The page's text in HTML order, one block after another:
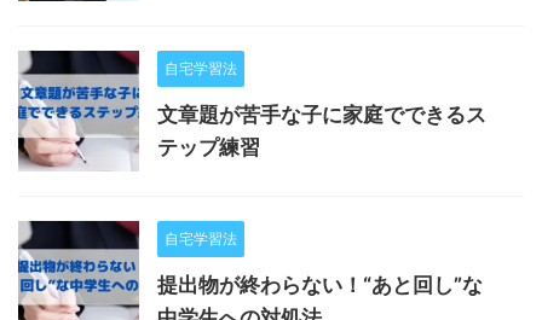
自宅学習法
文章題が苦手な子に家庭でできるス
テップ練習
自宅学習法
提出物が終わらない！“あと回し”な